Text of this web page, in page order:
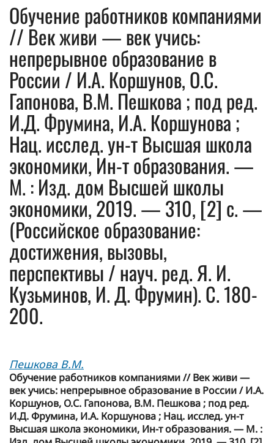
Обучение работников компаниями
// Век живи — век учись:
непрерывное образование в
России / И.А. Коршунов, О.С.
Гапонова, В.М. Пешкова ; под ред.
И.Д. Фрумина, И.А. Коршунова ;
Нац. исслед. ун-т Высшая школа
экономики, Ин-т образования. —
М. : Изд. дом Высшей школы
экономики, 2019. — 310, [2] с. —
(Российское образование:
достижения, вызовы,
перспективы / науч. ред. Я. И.
Кузьминов, И. Д. Фрумин). С. 180-
200.
Пешкова В.М.
Обучение работников компаниями // Век живи —
век учись: непрерывное образование в России / И.А.
Коршунов, О.С. Гапонова, В.М. Пешкова ; под ред.
И.Д. Фрумина, И.А. Коршунова ; Нац. исслед. ун-т
Высшая школа экономики, Ин-т образования. — М. :